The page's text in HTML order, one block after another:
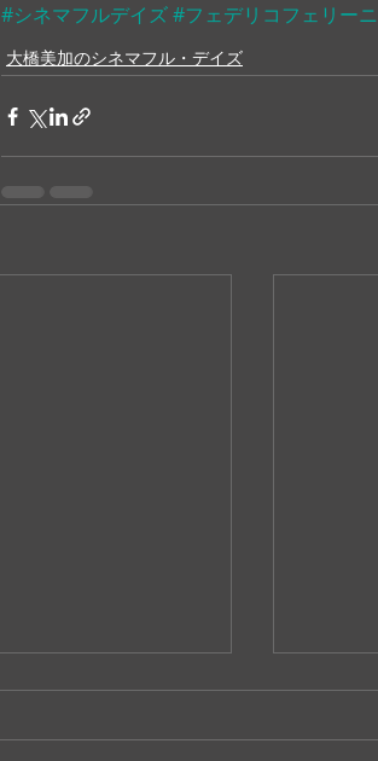
#シネマフルデイズ#フェデリコフェリーニ
大橋美加のシネマフル・デイズ